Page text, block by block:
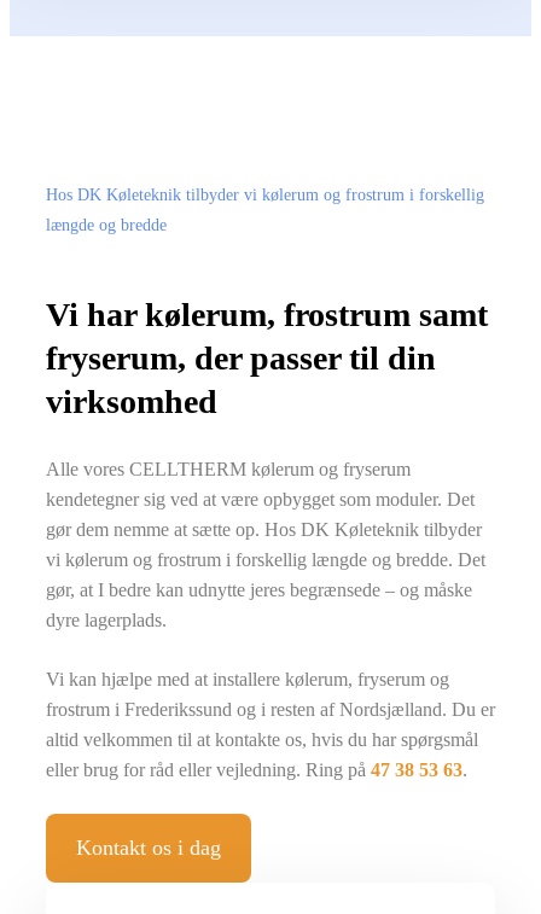
Hos DK Køleteknik tilbyder vi kølerum og frostrum i forskellig
længde og bredde
Vi har kølerum, frostrum samt
fryserum, der passer til din
virksomhed​
​Alle vores CELLTHERM kølerum og fryserum
kendetegner sig ved at være opbygget som moduler. Det
gør dem nemme at sætte op. Hos DK Køleteknik tilbyder
vi kølerum og frostrum i forskellig længde og bredde. Det
gør, at I bedre kan udnytte jeres begrænsede – og måske
dyre lagerplads.​
Vi kan hjælpe med at installere kølerum, fryserum og
frostrum i Frederikssund og i resten af Nordsjælland. Du er
altid velkommen til at kontakte os, hvis du har spørgsmål
eller brug for råd eller vejledning. Ring på 47 38 53 63.
Kontakt os i dag